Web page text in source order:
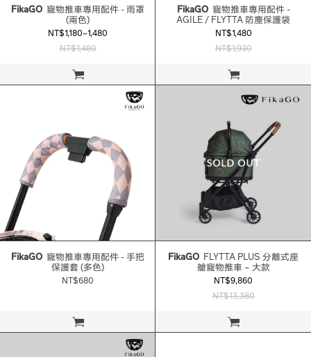
立即購買
FikaGO
(兩色)
NT$1,180~1,480
NT$1,480
立即購買
FikaGO寵物推車專用配件 -
AGILE / FLYTTA 防塵保護袋
NT$1,480
NT$1,930
立即購買
FikaGO
保護套 (多色)
NT$680
立即購買
FikaGO
艙寵物推車 – 大款
NT$9,860
NT$13,380